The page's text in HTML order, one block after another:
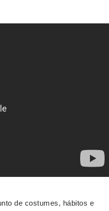
de costumes, hábitos e